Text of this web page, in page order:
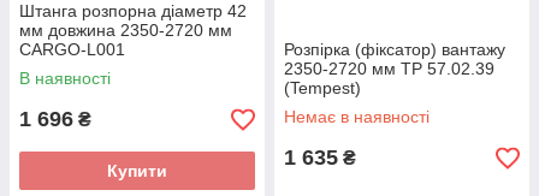
Штанга розпорна діаметр 42
мм довжина 2350-2720 мм
CARGO-L001
(CARGOPARTS)
В наявності
1 696 ₴
Купити
Розпірка (фіксатор) вантажу
2350-2720 мм TP 57.02.39
(Tempest)
Немає в наявності
1 635 ₴